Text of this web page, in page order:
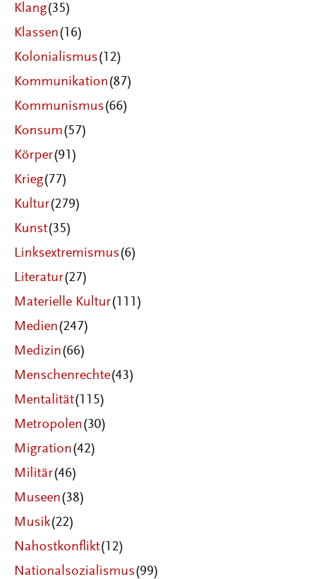
Klang(35)
Klassen(16)
Kolonialismus(12)
Kommunikation(87)
Kommunismus(66)
Konsum(57)
Körper(91)
Krieg(77)
Kultur(279)
Kunst(35)
Linksextremismus(6)
Literatur(27)
Materielle Kultur(111)
Medien(247)
Medizin(66)
Menschenrechte(43)
Mentalität(115)
Metropolen(30)
Migration(42)
Militär(46)
Museen(38)
Musik(22)
Nahostkonflikt(12)
Nationalsozialismus(99)